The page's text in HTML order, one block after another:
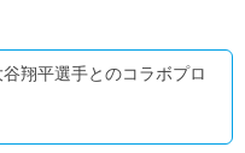
翔平選手とのコラボプロ